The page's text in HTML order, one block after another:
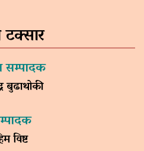
सम्पादक
बुढाथोकी
विष्ट